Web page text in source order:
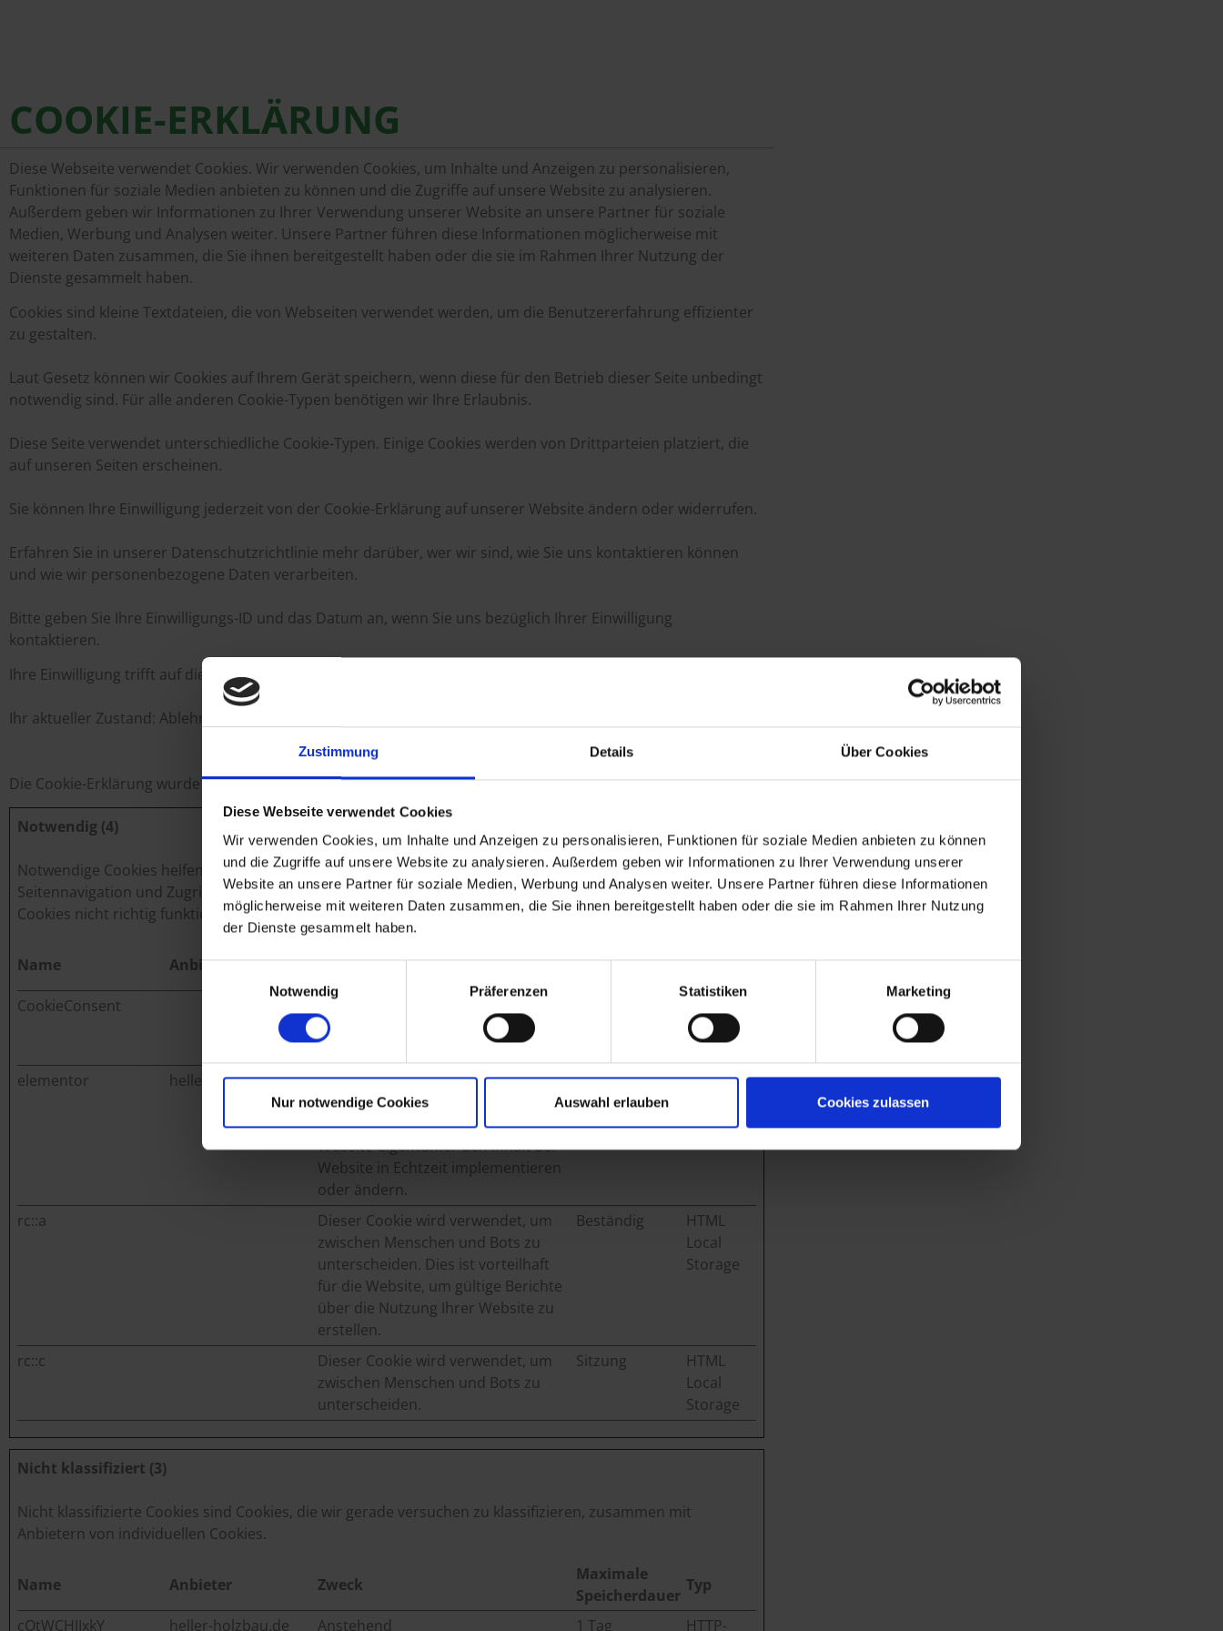
Zustimmung Details Über Cookies
Diese Webseite verwendet Cookies
Wir verwenden Cookies, um Inhalte und Anzeigen zu personalisieren, Funktionen für soziale Medien anbieten zu können
und die Zugriffe auf unsere Website zu analysieren. Außerdem geben wir Informationen zu Ihrer Verwendung unserer
Website an unsere Partner für soziale Medien, Werbung und Analysen weiter. Unsere Partner führen diese Informationen
möglicherweise mit weiteren Daten zusammen, die Sie ihnen bereitgestellt haben oder die sie im Rahmen Ihrer Nutzung
der Dienste gesammelt haben.
Notwendig
Präferenzen Statistiken Marketing
Nur notwendige Cookies Auswahl erlauben Cookies zulassen
COOKIE-ERKLÄRUNG
Diese Webseite verwendet Cookies. Wir verwenden Cookies, um Inhalte und Anzeigen zu personalisieren,
Funktionen für soziale Medien anbieten zu können und die Zugriffe auf unsere Website zu analysieren.
Außerdem geben wir Informationen zu Ihrer Verwendung unserer Website an unsere Partner für soziale
Medien, Werbung und Analysen weiter. Unsere Partner führen diese Informationen möglicherweise mit
weiteren Daten zusammen, die Sie ihnen bereitgestellt haben oder die sie im Rahmen Ihrer Nutzung der
Dienste gesammelt haben.
Cookies sind kleine Textdateien, die von Webseiten verwendet werden, um die Benutzererfahrung effizienter
zu gestalten.
Laut Gesetz können wir Cookies auf Ihrem Gerät speichern, wenn diese für den Betrieb dieser Seite unbedingt
notwendig sind. Für alle anderen Cookie-Typen benötigen wir Ihre Erlaubnis.
Diese Seite verwendet unterschiedliche Cookie-Typen. Einige Cookies werden von Drittparteien platziert, die
auf unseren Seiten erscheinen.
Sie können Ihre Einwilligung jederzeit von der Cookie-Erklärung auf unserer Website ändern oder widerrufen.
Erfahren Sie in unserer Datenschutzrichtlinie mehr darüber, wer wir sind, wie Sie uns kontaktieren können
und wie wir personenbezogene Daten verarbeiten.
Bitte geben Sie Ihre Einwilligungs-ID und das Datum an, wenn Sie uns bezüglich Ihrer Einwilligung
kontaktieren.
Ihre Einwilligung trifft auf die folgenden Domains zu: heller-holzbau.de
Ihr aktueller Zustand: Ablehnen.
Die Cookie-Erklärung wurde das letzte Mal am 06/07/2023 vonCookiebotaktualisiert:
Notwendig (4)
Notwendige Cookies helfen dabei, eine Webseite nutzbar zu machen, indem sie Grundfunktionen wie
Seitennavigation und Zugriff auf sichere Bereiche der Webseite ermöglichen. Die Webseite kann ohne diese
Cookies nicht richtig funktionieren.
Name Anbieter Zweck Typ
CookieConsent
Speichert den Zustimmungsstatus
des Benutzers für Cookies auf der
aktuellen Domäne.
Cookie
elementor heller-holzbau.de
Wird im Zusammenhang mit dem
WordPress-Theme der Website
verwendet. Mit dem Cookie kann der
Website-Eigentümer den Inhalt der
Website in Echtzeit implementieren
oder ändern.
Beständig
HTML
Storage
rc::a
Dieser Cookie wird verwendet, um
zwischen Menschen und Bots zu
unterscheiden. Dies ist vorteilhaft
für die Website, um gültige Berichte
über die Nutzung Ihrer Website zu
erstellen.
Beständig
HTML
Local
Storage
rc::c
Dieser Cookie wird verwendet, um
zwischen Menschen und Bots zu
unterscheiden.
Sitzung
HTML
Local
Storage
Nicht klassifiziert (3)
Nicht klassifizierte Cookies sind Cookies, die wir gerade versuchen zu klassifizieren, zusammen mit
Anbietern von individuellen Cookies.
Name Anbieter Zweck
Maximale
Speicherdauer
Typ
cQtWCHJIxkY heller-holzbau.de Anstehend 1 Tag HTTP-